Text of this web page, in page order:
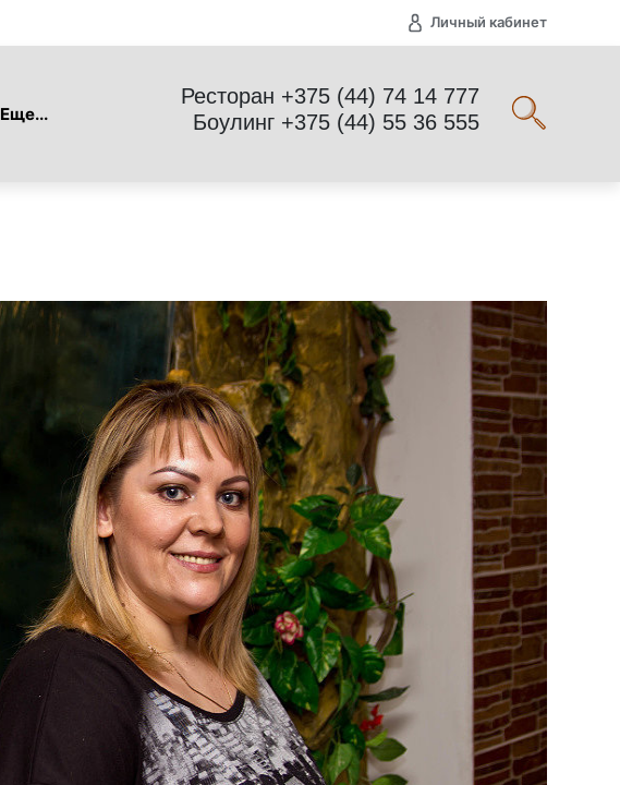
Личный кабинет
Еще...
Ресторан +375 (44) 74 14 777
Боулинг +375 (44) 55 36 555